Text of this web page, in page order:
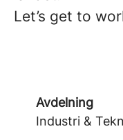
Let’s get to
Avdelning
Industri &